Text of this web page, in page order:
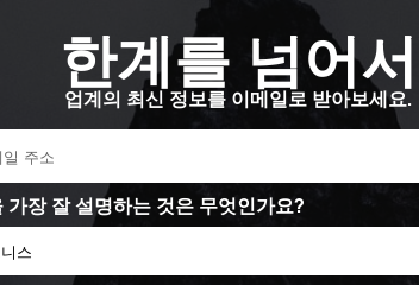
한계를 넘어서
업계의 최신 정보를 이메일로 받아보세요.
가장 잘 설명하는 것은 무엇인가요?